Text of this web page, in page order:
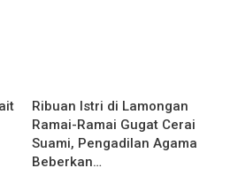
Ribuan Istri di Lamongan
Ramai-Ramai Gugat Cerai
Suami, Pengadilan Agama
Beberkan…